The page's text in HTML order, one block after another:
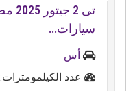
سيارات...
أس
عدد الكيلمومترات: 23000 كم